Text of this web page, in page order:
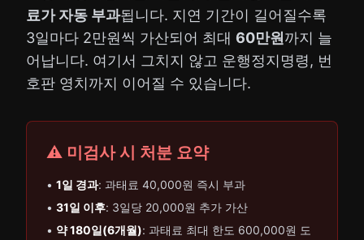
료가 자동 부과됩니다. 지연 기간이 길어질수록
3일마다 2만원씩 가산되어 최대 60만원 까지 늘
어납니다. 여기서 그치지 않고 운행정지명령, 번
호판 영치까지 이어질 수 있습니다.
⚠️ 미검사 시 처분 요약
• 1일 경과: 과태료 40,000원 즉시 부과
• 31일 이후: 3일당 20,000원 추가 가산
• 약 180일(6개월): 과태료 최대 한도 600,000원 도